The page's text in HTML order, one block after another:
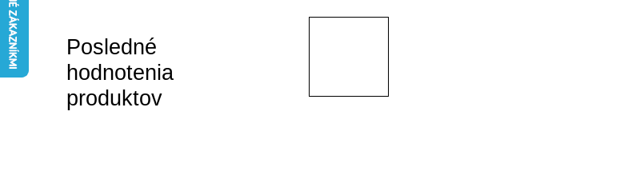
lPosledné
hodnotenia
produktov